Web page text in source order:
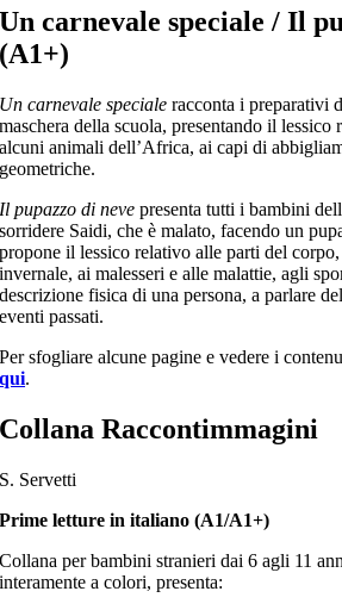
Un carnevale speciale / Il
(A1+)
Un carnevale speciale racconta i preparativi
maschera della scuola, presentando il lessico
alcuni animali dell’Africa, ai capi di
geometriche.
Il pupazzo di neve presenta tutti i bambini
sorridere Saidi, che è malato, facendo un
propone il lessico relativo alle parti del
invernale, ai malesseri e alle malattie, agli
descrizione fisica di una persona, a parlare
eventi passati.
Per sfogliare alcune pagine e vedere i
qui.
Collana Raccontimmagini
S. Servetti
Prime letture in italiano (A1/A1+)
Collana per bambini stranieri dai 6 agli 11
interamente a colori, presenta: